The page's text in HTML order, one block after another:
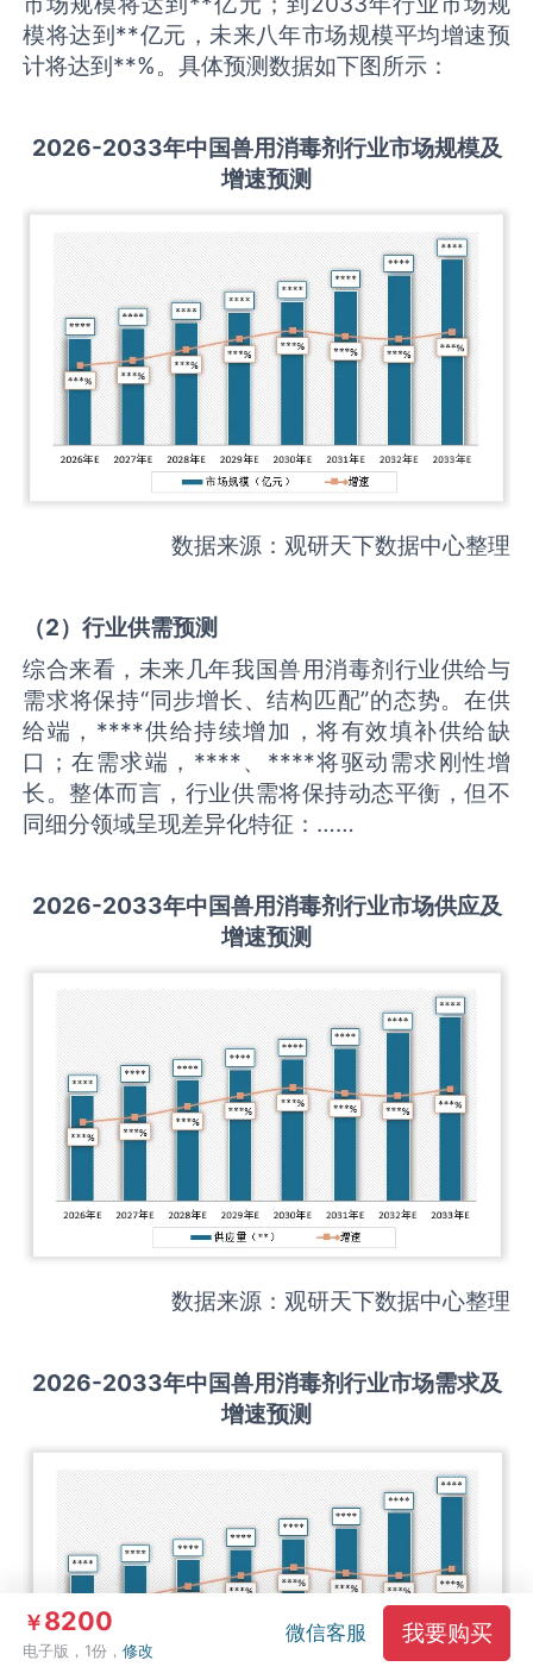
模将达到**亿元，未来八年市场规模平均增速预
计将达到**%。具体预测数据如下图所示：
2026-2033年中国兽用消毒剂行业市场规模及
增速预测
数据来源：观研天下数据中心整理
（2）行业供需预测
综合来看，未来几年我国兽用消毒剂行业供给与
需求将保持“同步增长、结构匹配”的态势。在供
给端，****供给持续增加，将有效填补供给缺
口；在需求端，****、****将驱动需求刚性增
长。整体而言，行业供需将保持动态平衡，但不
同细分领域呈现差异化特征：……
2026-2033年中国兽用消毒剂行业市场供应及
增速预测
数据来源：观研天下数据中心整理
2026-2033年中国兽用消毒剂行业市场需求及
增速预测
￥8200
电子版，1份，修改
微信客服 我要购买